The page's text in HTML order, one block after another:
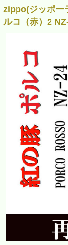
zippo(ジッポー
ルコ（赤）2